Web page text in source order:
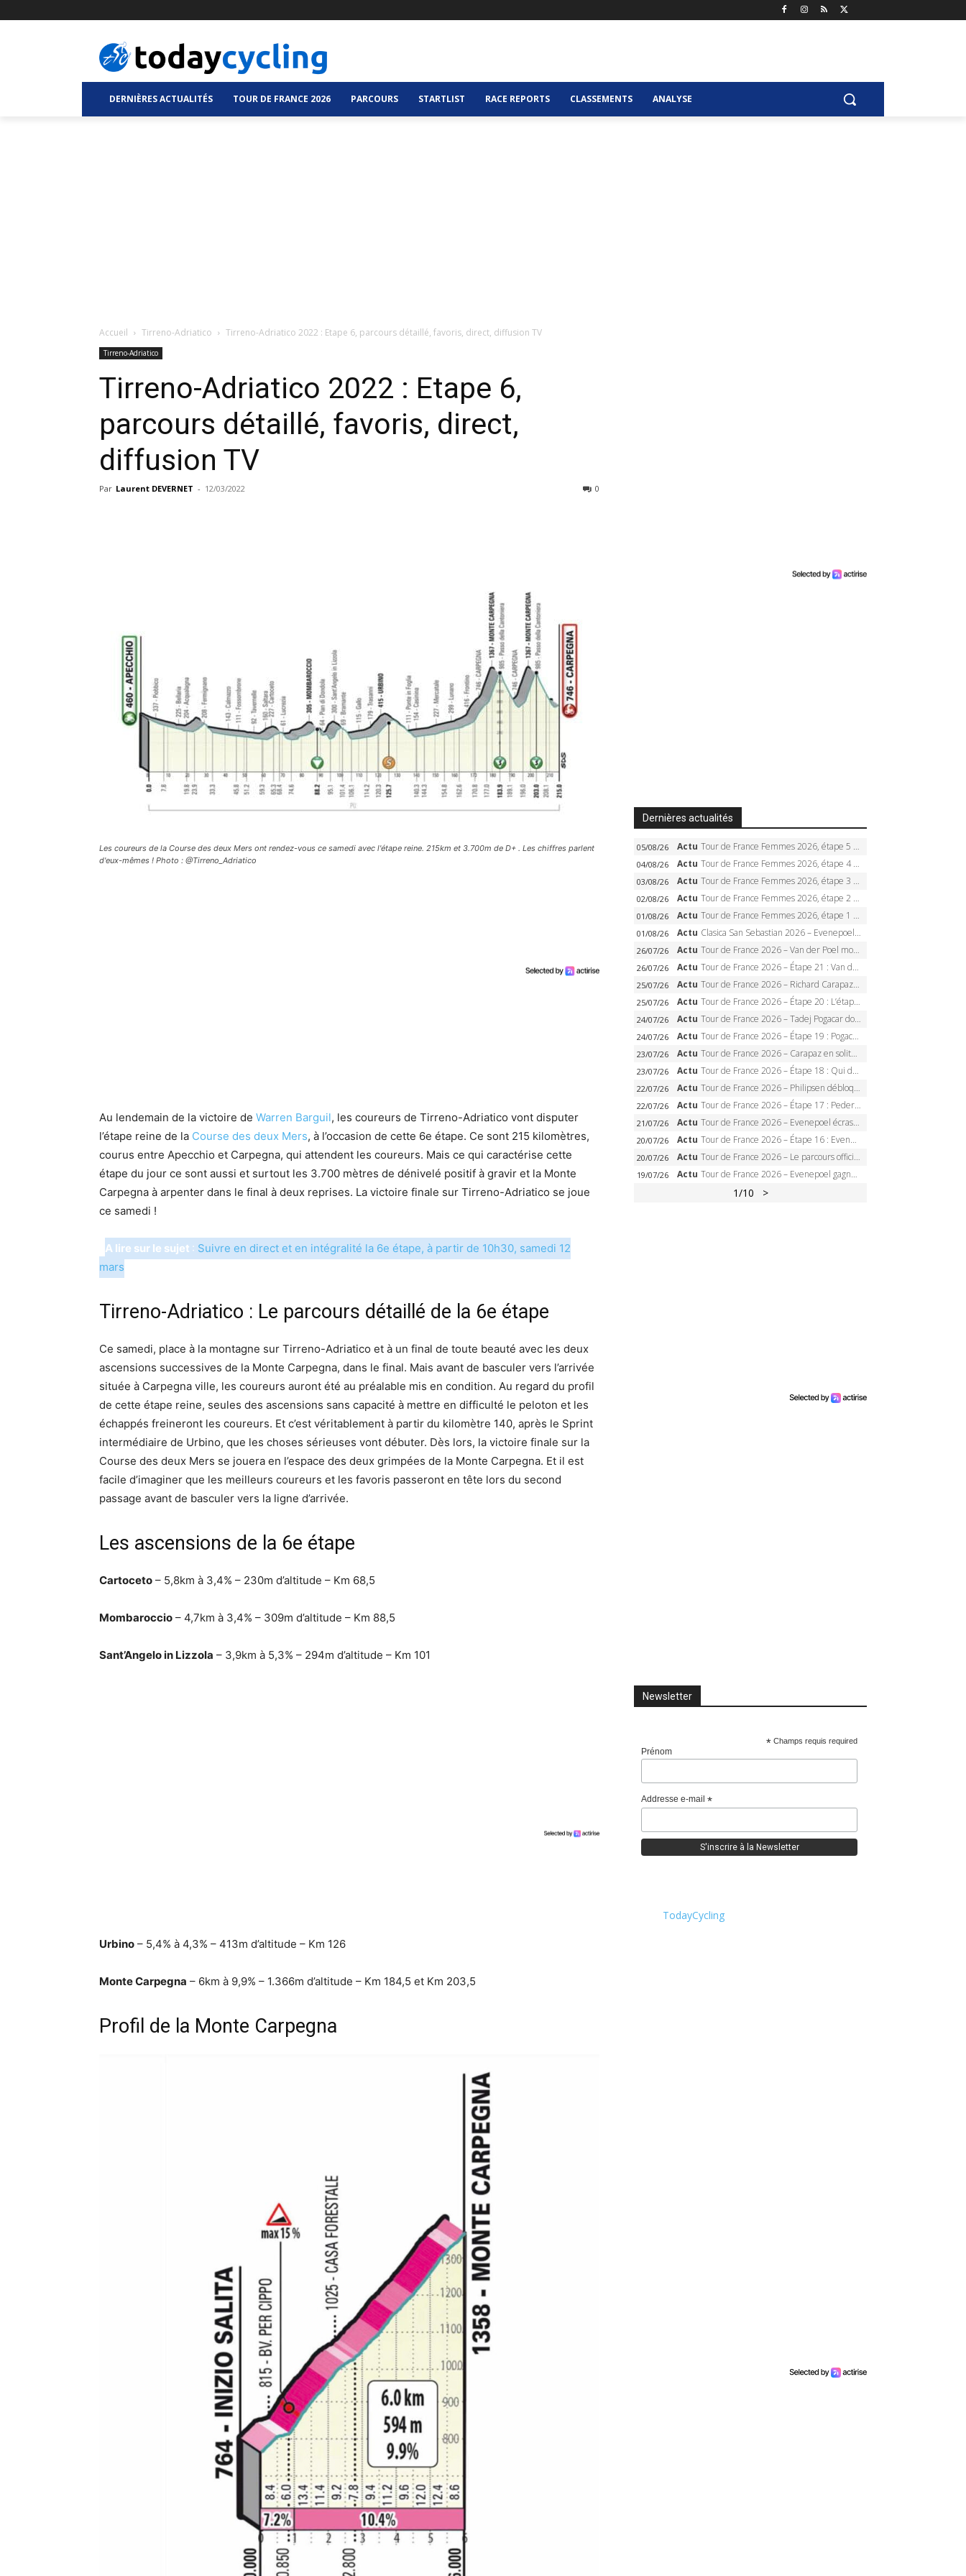
DERNIÈRES ACTUALITÉS TOUR DE FRANCE 2026 PARCOURS STARTLIST RACE REPORTS CLASSEMENTS ANALYSE
Accueil Tirreno-Adriatico Tirreno-Adriatico 2022 : Etape 6, parcours détaillé, favoris, direct, diffusion TV
Tirreno-Adriatico
Tirreno-Adriatico 2022 : Etape 6,
parcours détaillé, favoris, direct,
diffusion TV
Par Laurent DEVERNET - 12/03/2022 0
Les coureurs de la Course des deux Mers ont rendez-vous ce samedi avec l'étape reine. 215km et 3.700m de D+ . Les chiffres parlent
d'eux-mêmes ! Photo : @Tirreno_Adriatico
Au lendemain de la victoire de Warren Barguil, les coureurs de Tirreno-Adriatico vont disputer
l’étape reine de la Course des deux Mers, à l’occasion de cette 6e étape. Ce sont 215 kilomètres,
courus entre Apecchio et Carpegna, qui attendent les coureurs. Mais ce qui caractérise cette
étape du jour ce sont aussi et surtout les 3.700 mètres de dénivelé positif à gravir et la Monte
Carpegna à arpenter dans le final à deux reprises. La victoire finale sur Tirreno-Adriatico se joue
ce samedi !
A lire sur le sujet : Suivre en direct et en intégralité la 6e étape, à partir de 10h30, samedi 12
mars
Tirreno-Adriatico : Le parcours détaillé de la 6e étape
Ce samedi, place à la montagne sur Tirreno-Adriatico et à un final de toute beauté avec les deux
ascensions successives de la Monte Carpegna, dans le final. Mais avant de basculer vers l’arrivée
située à Carpegna ville, les coureurs auront été au préalable mis en condition. Au regard du profil
de cette étape reine, seules des ascensions sans capacité à mettre en difficulté le peloton et les
échappés freineront les coureurs. Et c’est véritablement à partir du kilomètre 140, après le Sprint
intermédiaire de Urbino, que les choses sérieuses vont débuter. Dès lors, la victoire finale sur la
Course des deux Mers se jouera en l’espace des deux grimpées de la Monte Carpegna. Et il est
facile d’imaginer que les meilleurs coureurs et les favoris passeront en tête lors du second
passage avant de basculer vers la ligne d’arrivée.
Les ascensions de la 6e étape
Cartoceto – 5,8km à 3,4% – 230m d’altitude – Km 68,5
Mombaroccio – 4,7km à 3,4% – 309m d’altitude – Km 88,5
Sant’Angelo in Lizzola – 3,9km à 5,3% – 294m d’altitude – Km 101
Urbino – 5,4% à 4,3% – 413m d’altitude – Km 126
Monte Carpegna – 6km à 9,9% – 1.366m d’altitude – Km 184,5 et Km 203,5
Profil de la Monte Carpegna
Dernières actualités
05/08/26 Actu Tour de France Femmes 2026, étape 5 – Demi Vollering gagne à Belleville, Reusser en jaune, Ferrand-Prévot coule
04/08/26 Actu Tour de France Femmes 2026, étape 4 – Marlen Reusser écrase le chrono, Ferrand-Prévot en crise
03/08/26 Actu Tour de France Femmes 2026, étape 3 – Sigrid Haugset en solitaire, 88 km d’échappée, maillot jaune
02/08/26 Actu Tour de France Femmes 2026, étape 2 – Lorena Wiebes doublé à Genève, Markus héroïque, 7e record
01/08/26 Actu Tour de France Femmes 2026, étape 1 – Lorena Wiebes intouchable à Lausanne, premier maillot jaune
01/08/26 Actu Clasica San Sebastian 2026 – Evenepoel recordman, 4e victoire, Carapaz battu au sprint
26/07/26 Actu Tour de France 2026 – Van der Poel monumental à Paris, Pogacar égale le record des cinq sacres
26/07/26 Actu Tour de France 2026 – Étape 21 : Van der Poel, Pogacar, qui succédera à Wout van Aert sur les Champs-Elysées ?
25/07/26 Actu Tour de France 2026 – Richard Carapaz roi des Alpes, doublé et maillot à pois, Seixas perd le podium
25/07/26 Actu Tour de France 2026 – Étape 20 : L’étape reine, Galibier, Sarenne, Alpe d’Huez, qui succédera à Pogacar ?
24/07/26 Actu Tour de France 2026 – Tadej Pogacar dompte l’Alpe d’Huez, 5e victoire, record de Pantani pulvérisé
24/07/26 Actu Tour de France 2026 – Étape 19 : Pogacar peut-il enfin dompter l’Alpe d’Huez ?
23/07/26 Actu Tour de France 2026 – Carapaz en solitaire à Orcières-Merlette, Paret-Peintre à un point du maillot à pois
23/07/26 Actu Tour de France 2026 – Étape 18 : Qui domptera Orcières-Merlette, première marche vers l’Alpe d’Huez ?
22/07/26 Actu Tour de France 2026 – Philipsen débloque son compteur à Voiron, Pedersen en danger pour le maillot vert
22/07/26 Actu Tour de France 2026 – Étape 17 : Pedersen peut-il verrouiller le maillot vert à Voiron ?
21/07/26 Actu Tour de France 2026 – Evenepoel écrase le chrono d’Évian, Seixas 4e, Lipowitz abandonne
20/07/26 Actu Tour de France 2026 – Étape 16 : Evenepoel, Pogacar, Ganna… qui domptera le chrono d’Évian pour redessiner le podium ?
20/07/26 Actu Tour de France 2026 – Le parcours officiel complet : 21 étapes, profils, carte et dates
19/07/26 Actu Tour de France 2026 – Evenepoel gagne à Solaison, Vingegaard abandonne, Pogacar toujours en jaune
1/10 >
Newsletter
* Champs requis required
Prénom
Addresse e-mail *
TodayCycling